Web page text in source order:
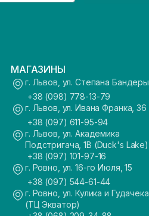
МАГАЗИНЫ
г. Львов, ул. Степана
+38 (098) 778-13-79
г. Львов, ул. Ивана Франка, 36
+38 (097) 611-95-94
г. Львов, ул. Академика
Подстригача, 1В (Duck's Lake)
+38 (097) 101-97-16
г. Ровно, ул. 16-го Июля, 15
+38 (097) 544-61-44
г. Ровно, ул. Кулика и
(ТЦ Экватор)